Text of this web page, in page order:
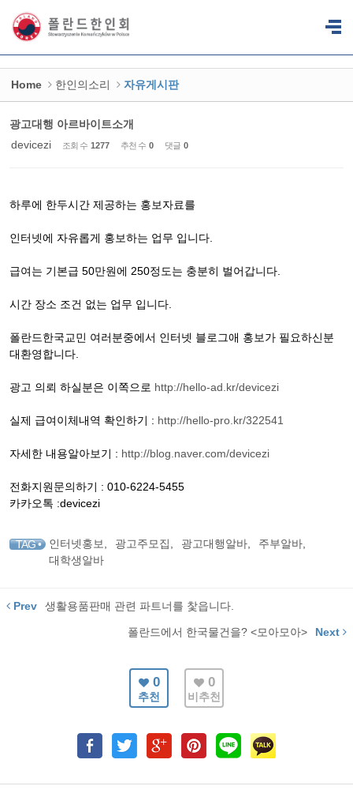
Home 한인의소리 자유게시판
광고대행 아르바이트소개
devicezi
조회 수 1277 추천 수 0 댓글 0
하루에 한두시간 제공하는 홍보자료를
인터넷에 자유롭게 홍보하는 업무 입니다.
급여는 기본급 50만원에 250정도는 충분히 벌어갑니다.
시간 장소 조건 없는 업무 입니다.
폴란드한국교민 여러분중에서 인터넷 블로그애 홍보가 필요하신분
대환영합니다.
광고 의뢰 하실분은 이쪽으로 http://hello-ad.kr/devicezi
실제 급여이체내역 확인하기 : http://hello-pro.kr/322541
자세한 내용알아보기 : http://blog.naver.com/devicezi
전화지원문의하기 : 010-6224-5455
카카오톡 :devicezi
TAG • 인터넷홍보 광고주모집 광고대행알바 주부알바
대학생알바
Prev 생활용품판매 관련 파트너를 찿읍니다.
폴란드에서 한국물건을? <모아모아> Next
0
추천
0
비추천